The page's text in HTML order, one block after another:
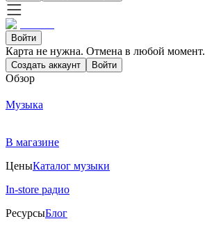
Войти
Карта не нужна. Отмена в любой момент.
Создать аккаунт Войти
Обзор
Музыка
В магазине
ЦеныКаталог музыки
In-store радио
РесурсыБлог